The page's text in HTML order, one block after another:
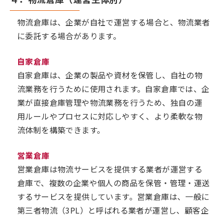
物流倉庫は、企業が自社で運営する場合と、物流業者
に委託する場合があります。
自家倉庫
自家倉庫は、企業の製品や資材を保管し、自社の物
流業務を行うために使用されます。自家倉庫では、企
業が直接倉庫管理や物流業務を行うため、独自の運
用ルールやプロセスに対応しやすく、より柔軟な物
流体制を構築できます。
営業倉庫
営業倉庫は物流サービスを提供する業者が運営する
倉庫で、複数の企業や個人の商品を保管・管理・運送
するサービスを提供しています。営業倉庫は、一般に
第三者物流（3PL）と呼ばれる業者が運営し、顧客企